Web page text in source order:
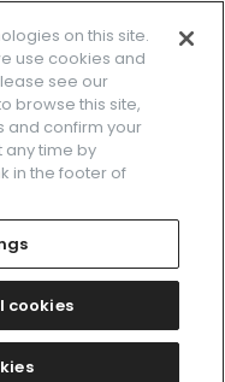
instagramtwitter
規約
Settings
関連会社の商標です。
LTD.
on this site.
use cookies and
see our
browse this site,
and confirm your
any time by
in the footer of
cookies